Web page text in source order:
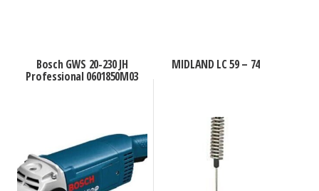
Bosch GWS 20-230 JH
Professional 0601850M03
MIDLAND LC 59 – 74